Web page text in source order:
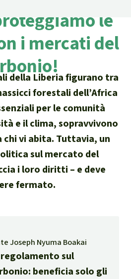
Attualità
Risultati
Foresta tropicale
Biomassa e Bioenergia
Legno Tropicale
Olio di palma
Allevamenti industriali
Biodiversità
Difensori e Difensore
la Foresta
di Salviamo la Foresta
legale
degli animali
e difensori delle foreste
della foresta
per una regione
Latina
asiatico
le
i mercati del
della Liberia figurano tra
forestali dell’Africa
per le comunità
e il clima, sopravvivono
chi vi abita. Tuttavia, un
sul mercato del
i loro diritti – e deve
fermato.
Joseph Nyuma Boakai
sul
beneficia solo gli